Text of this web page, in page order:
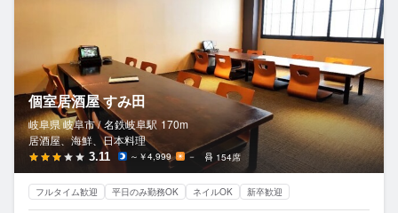
個室居酒屋 すみ田
岐阜県 岐阜市 / 名鉄岐阜駅 170m
居酒屋、海鮮、日本料理
3.11 ～￥4,999 － 154席
フルタイム歓迎 平日のみ勤務OK ネイルOK 新卒歓迎